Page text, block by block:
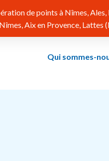
de points à Nîmes,
Aix en Provence, Lattes
Qui sommes-